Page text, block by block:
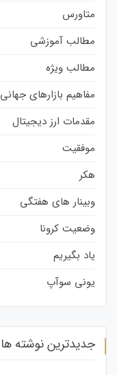
متاورس
مطالب آموزشی
مطالب ویژه
مفاهیم بازارهای جهانی
مقدمات ارز دیجیتال
موفقیت
هکر
وبینار های هفتگی
وضعیت کرونا
یاد بگیریم
یونی سوآپ
جدیدترین نوشته ها